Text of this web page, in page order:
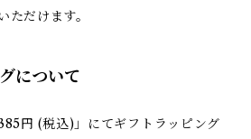
ただけます。
について
円 (税込)」にてギフトラッピング